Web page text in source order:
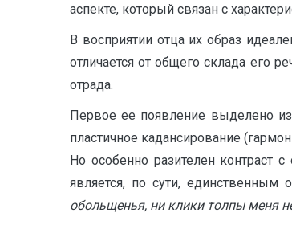
аспекте, который связан с
В восприятии отца их образ
отличается от общего склада его
отрада.
Первое ее появление выделено
пластичное кадансирование
Но особенно разителен
является, по сути,
обольщенья, ни клики толпы меня